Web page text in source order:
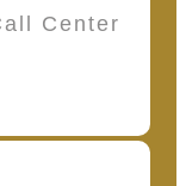
Center